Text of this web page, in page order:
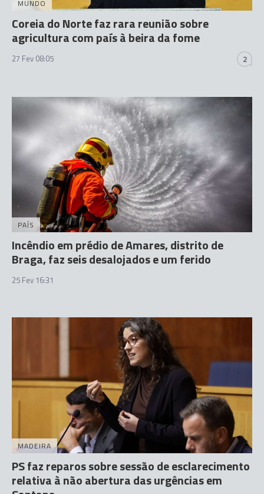
MUNDO
Coreia do Norte faz rara reunião sobre
agricultura com país à beira da fome
27 Fev 08:05 2
PAÍS
Incêndio em prédio de Amares, distrito de
Braga, faz seis desalojados e um ferido
25 Fev 16:31
MADEIRA
PS faz reparos sobre sessão de esclarecimento
relativa à não abertura das urgências em